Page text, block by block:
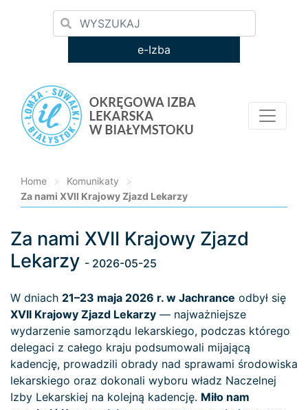
e-Izba
Home > Komunikaty
>
Za nami XVII Krajowy Zjazd Lekarzy
Loading...
Za nami XVII Krajowy Zjazd
Lekarzy - 2026-05-25
W dniach 21–23 maja 2026 r. w Jachrance odbył się
XVII Krajowy Zjazd Lekarzy — najważniejsze
wydarzenie samorządu lekarskiego, podczas którego
delegaci z całego kraju podsumowali mijającą
kadencję, prowadzili obrady nad sprawami środowiska
lekarskiego oraz dokonali wyboru władz Naczelnej
Izby Lekarskiej na kolejną kadencję. Miło nam